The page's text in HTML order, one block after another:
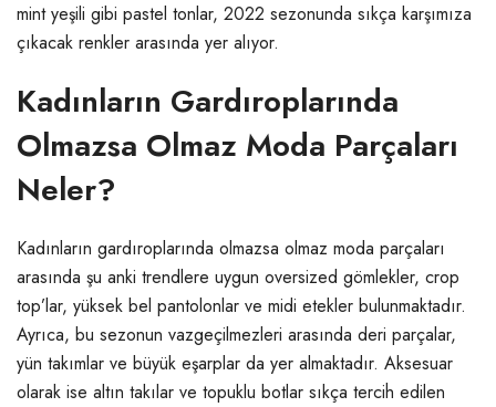
mint yeşili gibi pastel tonlar, 2022 sezonunda sıkça karşımıza
çıkacak renkler arasında yer alıyor.
Kadınların Gardıroplarında
Olmazsa Olmaz Moda Parçaları
Neler?
Kadınların gardıroplarında olmazsa olmaz moda parçaları
arasında şu anki trendlere uygun oversized gömlekler, crop
top’lar, yüksek bel pantolonlar ve midi etekler bulunmaktadır.
Ayrıca, bu sezonun vazgeçilmezleri arasında deri parçalar,
yün takımlar ve büyük eşarplar da yer almaktadır. Aksesuar
olarak ise altın takılar ve topuklu botlar sıkça tercih edilen